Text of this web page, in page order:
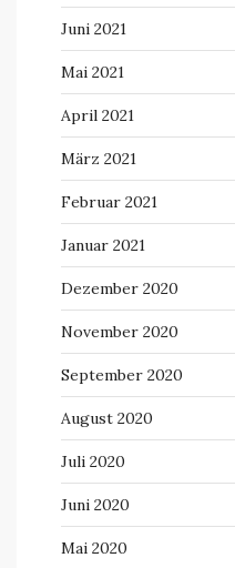
Juni 2021
Mai 2021
April 2021
März 2021
Februar 2021
Januar 2021
Dezember 2020
November 2020
September 2020
August 2020
Juli 2020
Juni 2020
Mai 2020